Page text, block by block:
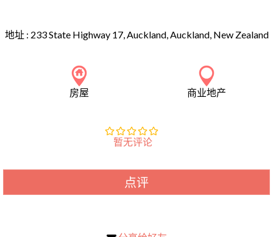
地址 : 233 State Highway 17, Auckland, Auckland, New Zealand
房屋 商业地产
暂无评论
点评